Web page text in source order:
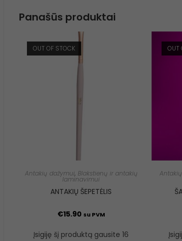
Panašūs produktai
OUT OF STOCK
Antakių dažymui, Blakstienų ir antakių
laminavimui
ANTAKIŲ ŠEPETĖLIS
€15.90 su PVM
Įsigiję šį produktą gausite 16
OUT